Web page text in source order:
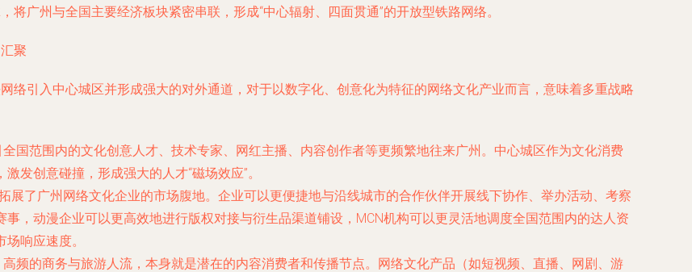
广州与全国主要经济板块紧密串联，形成“中心辐射、四面贯通”的开放型铁路网络。
聚
络引入中心城区并形成强大的对外通道，对于以数字化、创意化为特征的网络文化产业而言，意味着多重战略
全国范围内的文化创意人才、技术专家、网红主播、内容创作者等更频繁地往来广州。中心城区作为文化消费
发创意碰撞，形成强大的人才“磁场效应”。
拓展了广州网络文化企业的市场腹地。企业可以更便捷地与沿线城市的合作伙伴开展线下协作、举办活动、考察
，动漫企业可以更高效地进行版权对接与衍生品渠道铺设，MCN机构可以更灵活地调度全国范围内的达人资
响应速度。
高频的商务与旅游人流，本身就是潜在的内容消费者和传播节点。网络文化产品（如短视频、直播、网剧、游